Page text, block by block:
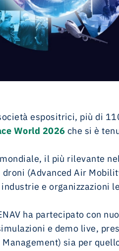
espositrici, più di
World 2026 che si è
il più rilevante
(Advanced Air
e organizzazioni
ha partecipato con
e demo live,
sia per